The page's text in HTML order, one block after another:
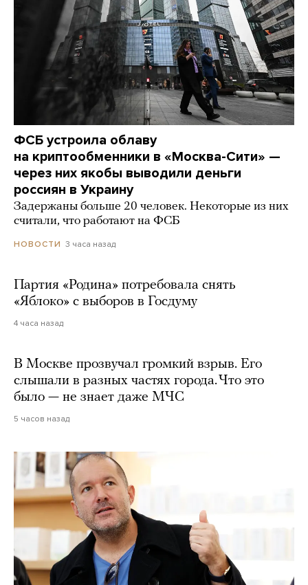
ФСБ устроила облаву
на криптообменники в «Москва-Сити» —
через них якобы выводили деньги
россиян в Украину
Задержаны больше 20 человек. Некоторые из них
считали, что работают на ФСБ
НОВОСТИ 3 часа назад
Партия «Родина» потребовала снять
«Яблоко» с выборов в Госдуму
4 часа назад
В Москве прозвучал громкий взрыв. Его
слышали в разных частях города. Что это
было — не знает даже МЧС
5 часов назад